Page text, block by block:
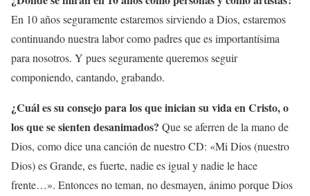
En 10 años seguramente estaremos sirviendo a Dios, estaremos
continuando nuestra labor como padres que es importantísima
para nosotros. Y pues seguramente queremos seguir
componiendo, cantando, grabando.
¿Cuál es su consejo para los que inician su vida en Cristo, o
los que se sienten desanimados? Que se aferren de la mano de
Dios, como dice una canción de nuestro CD: «Mi Dios (nuestro
Dios) es Grande, es fuerte, nadie es igual y nadie le hace
frente…». Entonces no teman, no desmayen, ánimo porque Dios